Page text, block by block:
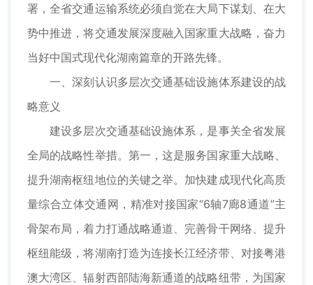
署，全省交通运输系统必须自觉在大局下谋划、在大
势中推进，将交通发展深度融入国家重大战略，奋力
当好中国式现代化湖南篇章的开路先锋。
一、深刻认识多层次交通基础设施体系建设的战
略意义
建设多层次交通基础设施体系，是事关全省发展
全局的战略性举措。第一，这是服务国家重大战略、
提升湖南枢纽地位的关键之举。加快建成现代化高质
量综合立体交通网，精准对接国家“6轴7廊8通道”主
骨架布局，着力打通战略通道、完善骨干网络、提升
枢纽能级，将湖南打造为连接长江经济带、对接粤港
澳大湾区、辐射西部陆海新通道的战略纽带，为国家